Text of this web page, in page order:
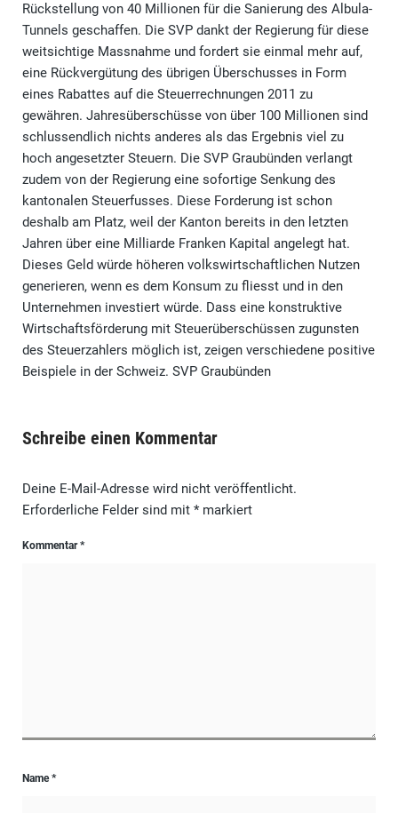
Rückstellung von 40 Millionen für die Sanierung des Albula-
Tunnels geschaffen. Die SVP dankt der Regierung für diese
weitsichtige Massnahme und fordert sie einmal mehr auf,
eine Rückvergütung des übrigen Überschusses in Form
eines Rabattes auf die Steuerrechnungen 2011 zu
gewähren. Jahresüberschüsse von über 100 Millionen sind
schlussendlich nichts anderes als das Ergebnis viel zu
hoch angesetzter Steuern. Die SVP Graubünden verlangt
zudem von der Regierung eine sofortige Senkung des
kantonalen Steuerfusses. Diese Forderung ist schon
deshalb am Platz, weil der Kanton bereits in den letzten
Jahren über eine Milliarde Franken Kapital angelegt hat.
Dieses Geld würde höheren volkswirtschaftlichen Nutzen
generieren, wenn es dem Konsum zu fliesst und in den
Unternehmen investiert würde. Dass eine konstruktive
Wirtschaftsförderung mit Steuerüberschüssen zugunsten
des Steuerzahlers möglich ist, zeigen verschiedene positive
Beispiele in der Schweiz. SVP Graubünden
Schreibe einen Kommentar
Deine E-Mail-Adresse wird nicht veröffentlicht.
Erforderliche Felder sind mit *markiert
Kommentar*
Name*